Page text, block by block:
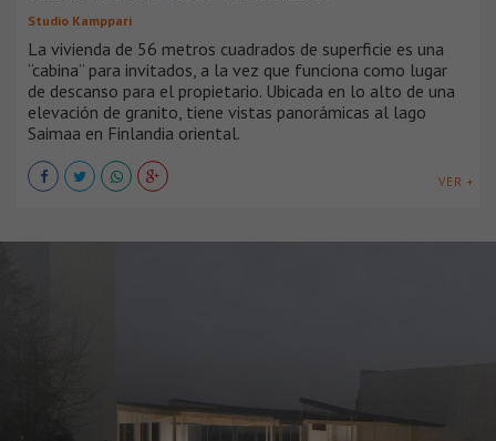
Studio Kamppari
La vivienda de 56 metros cuadrados de superficie es una
“cabina” para invitados, a la vez que funciona como lugar
de descanso para el propietario. Ubicada en lo alto de una
elevación de granito, tiene vistas panorámicas al lago
Saimaa en Finlandia oriental.
VER +